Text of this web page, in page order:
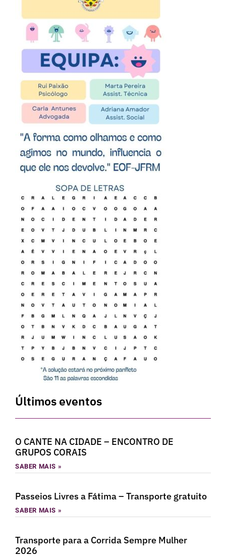
Últimos eventos
O CANTE NA CIDADE – ENCONTRO DE
GRUPOS CORAIS
SABER MAIS »
Passeios Livres a Fátima – Transporte gratuito
SABER MAIS »
Transporte para a Corrida Sempre Mulher
2026